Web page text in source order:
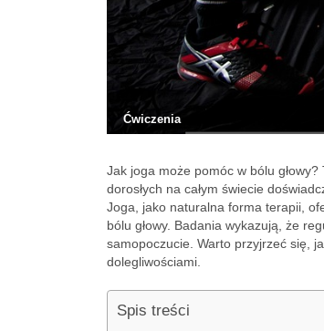
Ćwiczenia
Jak joga może pomóc w bólu
dorosłych na całym świecie
Joga, jako naturalna forma terapii,
bólu głowy. Badania wykazują, że
samopoczucie. Warto przyjrzeć się,
dolegliwościami.
Spis treści